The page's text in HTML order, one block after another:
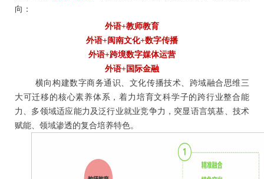
向：
外语+教师教育
外语+闽南文化+数字传播
外语+跨境数字媒体运营
外语+国际金融
横向构建数字商务通识、文化传播技术、跨域融合思维三
大可迁移的核心素养体系，着力培育文科学子的跨行业整合能
力、多领域适应能力及泛行业就业竞争力，突显语言筑基、技术
赋能、领域渗透的复合培养特色。